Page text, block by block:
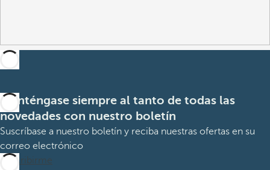
Manténgase siempre al tanto de todas las
novedades con nuestro boletín
Suscríbase a nuestro boletín y reciba nuestras ofertas en su
correo electrónico
Suscribirme